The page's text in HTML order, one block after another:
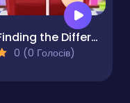
Finding the Differences in the Pictures
0 (0 Голосів)